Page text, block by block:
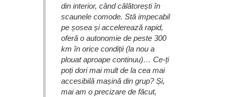
din interior, când călătorești în
scaunele comode. Stă impecabil
pe șosea și accelerează rapid,
oferă o autonomie de peste 300
km în orice condiții (la nou a
plouat aproape continuu)… Ce-ți
poți dori mai mult de la cea mai
accesibilă mașină din grup? Și,
mai am o precizare de făcut,